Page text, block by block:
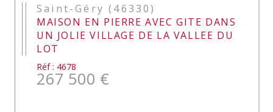
Saint-Géry (46330)
MAISON EN PIERRE AVEC GITE DANS
UN JOLIE VILLAGE DE LA VALLEE DU
LOT
Réf : 4678
267 500 €